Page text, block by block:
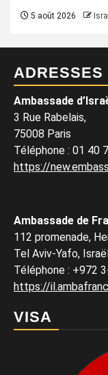
5 août 2026
ADRESSES
Ambassade
3 Rue Rabelais,
75008 Paris
Téléphone : 01 40
https://
Ambassade de
112 promenade,
Tel Aviv-Yafo, Israël
Téléphone : +972
https://
VISA